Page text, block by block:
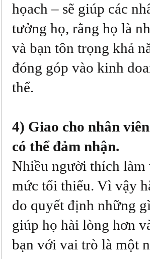
họach – sẽ giúp các
tưởng họ, rằng họ là
và bạn tôn trọng khả
đóng góp vào kinh
thể.
4) Giao cho nhân
có thể đảm nhận.
Nhiều người thích làm
mức tối thiểu. Vì vậy
do quyết định những
giúp họ hài lòng hơn
bạn với vai trò là một